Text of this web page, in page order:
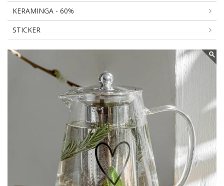
KERAMINGA - 60%
STICKER